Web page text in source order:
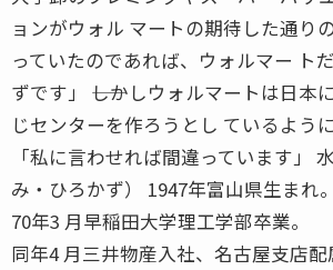
ョンがウォル マートの期待した通り
っていたのであれば、ウォルマー ト
ずです」 ――しかしウォルマートは日本
じセンターを作ろうとし ているように
「私に言わせれば間違っています」
み・ひろかず） 1947年富山県生まれ。
70年3 月早稲田大学理工学部卒業。
同年4 月三井物産入社、名古屋支店配